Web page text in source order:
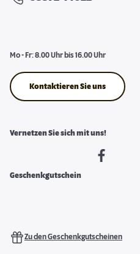
Mo - Fr: 8.00 Uhr bis 16.00 Uhr
Kontaktieren Sie uns
Vernetzen Sie sich mit uns!
Geschenkgutschein
Zu den Geschenkgutscheinen